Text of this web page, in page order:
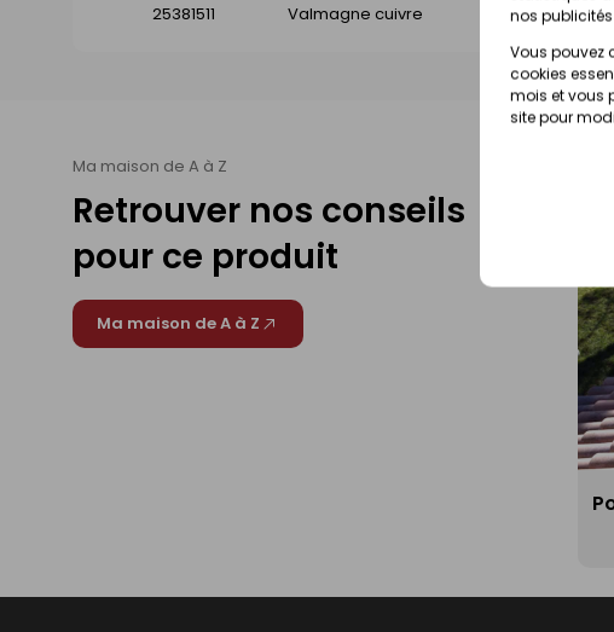
nos
Vous pouvez
cookies
mois et vous
site pour
25381511
Valmagne cuivre
Ma maison de A à Z
Retrouver nos conseils
pour ce produit
Ma maison de A à Z